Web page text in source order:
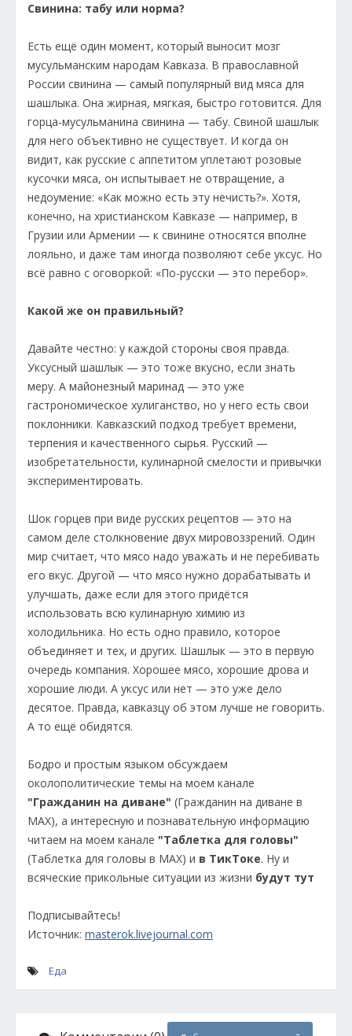
Свинина: табу или норма?
Есть ещё один момент, который выносит мозг
мусульманским народам Кавказа. В православной
России свинина — самый популярный вид мяса для
шашлыка. Она жирная, мягкая, быстро готовится. Для
горца-мусульманина свинина — табу. Свиной шашлык
для него объективно не существует. И когда он
видит, как русские с аппетитом уплетают розовые
кусочки мяса, он испытывает не отвращение, а
недоумение: «Как можно есть эту нечисть?». Хотя,
конечно, на христианском Кавказе — например, в
Грузии или Армении — к свинине относятся вполне
лояльно, и даже там иногда позволяют себе уксус. Но
всё равно с оговоркой: «По-русски — это перебор».
Какой же он правильный?
Давайте честно: у каждой стороны своя правда.
Уксусный шашлык — это тоже вкусно, если знать
меру. А майонезный маринад — это уже
гастрономическое хулиганство, но у него есть свои
поклонники. Кавказский подход требует времени,
терпения и качественного сырья. Русский —
изобретательности, кулинарной смелости и привычки
экспериментировать.
Шок горцев при виде русских рецептов — это на
самом деле столкновение двух мировоззрений. Один
мир считает, что мясо надо уважать и не перебивать
его вкус. Другой — что мясо нужно дорабатывать и
улучшать, даже если для этого придётся
использовать всю кулинарную химию из
холодильника. Но есть одно правило, которое
объединяет и тех, и других. Шашлык — это в первую
очередь компания. Хорошее мясо, хорошие дрова и
хорошие люди. А уксус или нет — это уже дело
десятое. Правда, кавказцу об этом лучше не говорить.
А то ещё обидятся.
Бодро и простым языком обсуждаем
околополитические темы на моем канале
"Гражданин на диване" (Гражданин на диване в
МАХ), а интересную и познавательную информацию
читаем на моем канале "Таблетка для головы"
(Таблетка для головы в МАХ) и в ТикТоке. Ну и
всяческие прикольные ситуации из жизни будут тут
Подписывайтесь!
Источник: masterok.livejournal.com
Еда